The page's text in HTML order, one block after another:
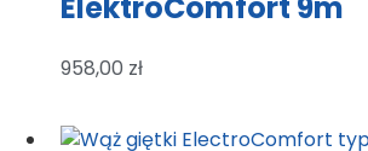
958,00 zł